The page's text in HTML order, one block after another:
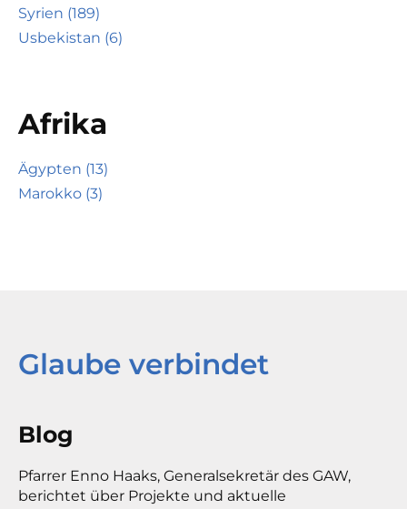
Syrien (189)
Usbekistan (6)
Afrika
Ägypten (13)
Marokko (3)
Glaube verbindet
Blog
Pfarrer Enno Haaks, Generalsekretär des GAW,
berichtet über Projekte und aktuelle